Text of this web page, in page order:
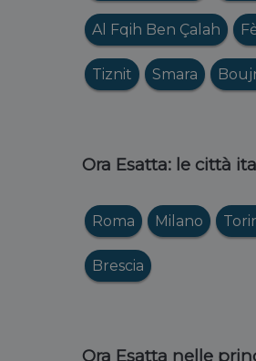
Al Fqih Ben Çalah
Tiznit Smara
Ora Esatta: le città
Roma Milano
Brescia
Ora Esatta nelle